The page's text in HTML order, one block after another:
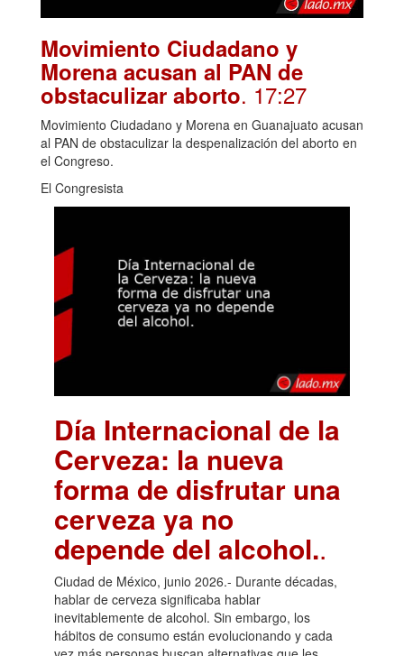
Movimiento Ciudadano y
Morena acusan al PAN de
obstaculizar aborto. 17:27
Movimiento Ciudadano y Morena en Guanajuato acusan
al PAN de obstaculizar la despenalización del aborto en
el Congreso.
El Congresista
Día Internacional de la
Cerveza: la nueva
forma de disfrutar una
cerveza ya no
depende del alcohol..
Ciudad de México, junio 2026.- Durante décadas,
hablar de cerveza significaba hablar
inevitablemente de alcohol. Sin embargo, los
hábitos de consumo están evolucionando y cada